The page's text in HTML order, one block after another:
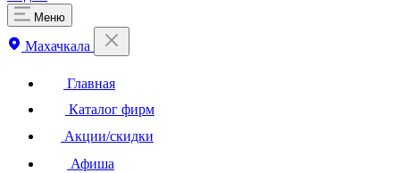
Меню
Махачкала
Главная
Каталог фирм
Акции/скидки
Афиша